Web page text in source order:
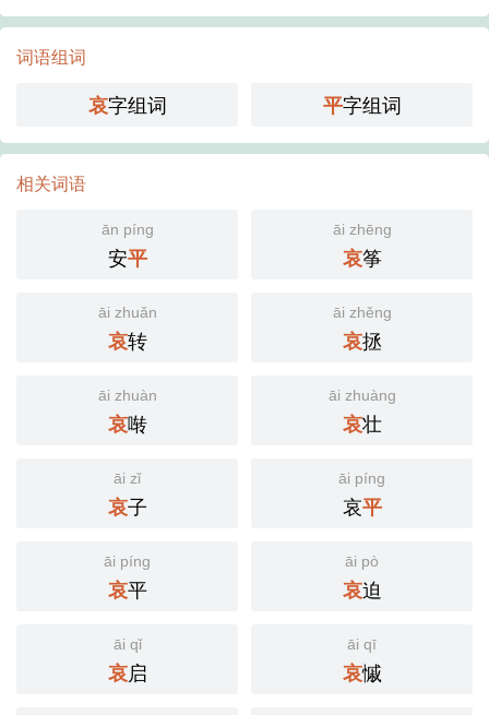
词语组词
哀字组词 平字组词
相关词语
ān píng
安平
āi zhēng
哀筝
āi zhuǎn
哀转
āi zhěng
哀拯
āi zhuàn
哀啭
āi zhuàng
哀壮
āi zǐ
哀子
āi píng
哀平
āi píng
哀平
āi pò
哀迫
āi qǐ
哀启
āi qī
哀慽